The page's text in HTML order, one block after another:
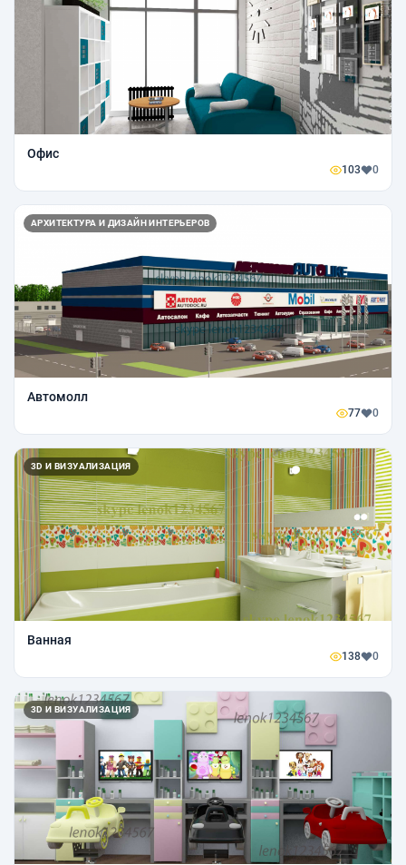
Офис
103 0
АРХИТЕКТУРА И ДИЗАЙН ИНТЕРЬЕРОВ
Автомолл
77 0
3D И ВИЗУАЛИЗАЦИЯ
Ванная
138 0
3D И ВИЗУАЛИЗАЦИЯ